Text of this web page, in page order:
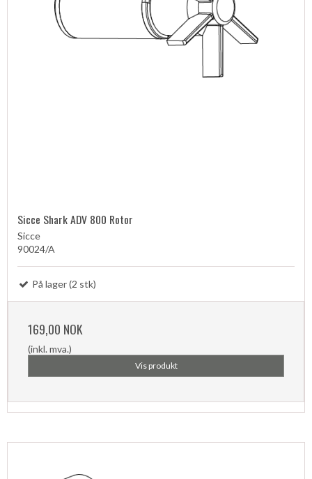
Sicce Shark ADV 800 Rotor
Sicce
90024/A
På lager (2 stk)
169,00 NOK
(inkl. mva.)
Vis produkt